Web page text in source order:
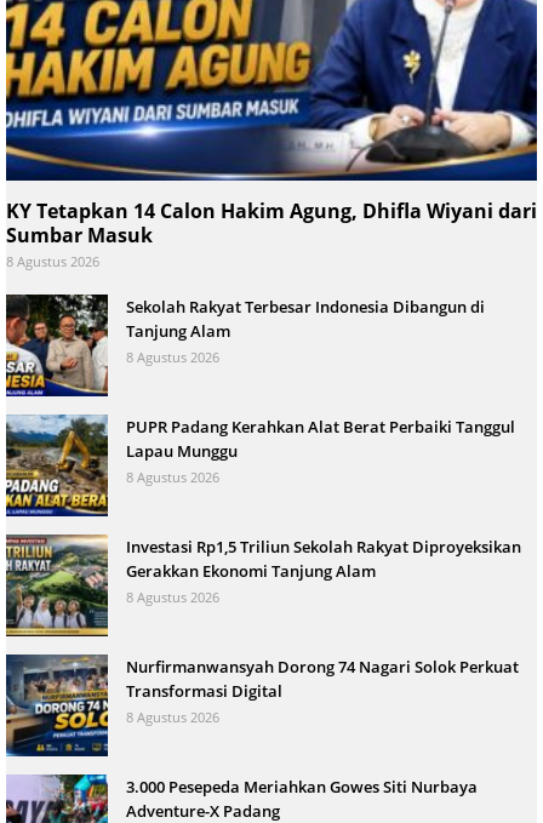
KY Tetapkan 14 Calon Hakim Agung, Dhifla Wiyani dari
Sumbar Masuk
8 Agustus 2026
Sekolah Rakyat Terbesar Indonesia Dibangun di
Tanjung Alam
8 Agustus 2026
PUPR Padang Kerahkan Alat Berat Perbaiki Tanggul
Lapau Munggu
8 Agustus 2026
Investasi Rp1,5 Triliun Sekolah Rakyat Diproyeksikan
Gerakkan Ekonomi Tanjung Alam
8 Agustus 2026
Nurfirmanwansyah Dorong 74 Nagari Solok Perkuat
Transformasi Digital
8 Agustus 2026
3.000 Pesepeda Meriahkan Gowes Siti Nurbaya
Adventure-X Padang